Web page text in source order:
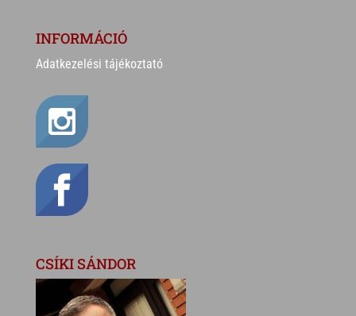
INFORMÁCIÓ
Adatkezelési tájékoztató
CSÍKI SÁNDOR